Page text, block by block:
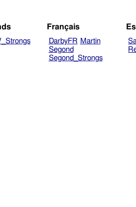
Français
DarbyFR Martin
Segond
Segond_Strongs